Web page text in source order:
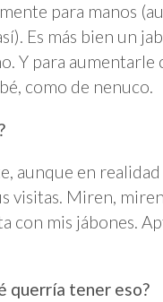
para manos
Es más bien un
Y para aumentarle
como de nenuco.
aunque en
visitas. Miren,
con mis jábones.
querría tener eso?